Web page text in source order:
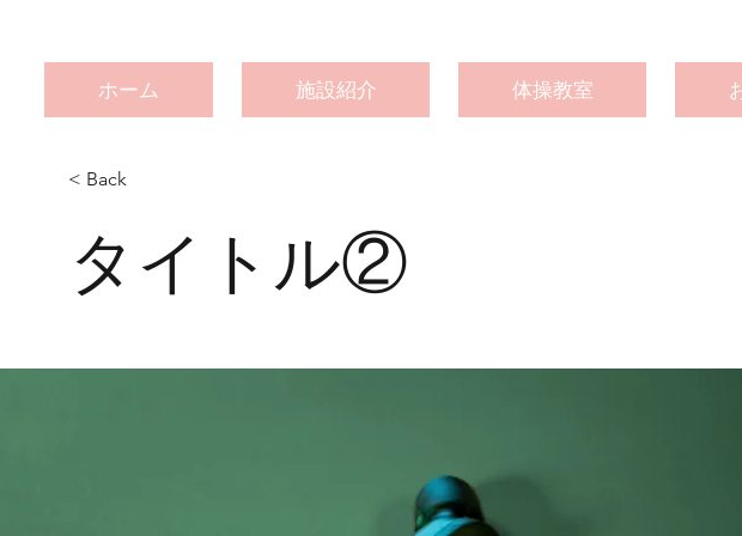
ホーム 施設紹介 体操教室
< Back
タイトル②